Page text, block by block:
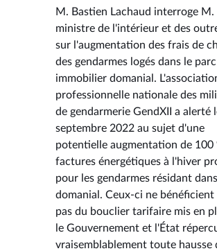
M. Bastien Lachaud interroge M.
ministre de l'intérieur et des
sur l'augmentation des frais de
des gendarmes logés dans le parc
immobilier domanial.
professionnelle nationale des
de gendarmerie GendXII a alerté
septembre 2022 au sujet d'une
potentielle augmentation de 100
factures énergétiques à l'hiver
pour les gendarmes résidant
domanial. Ceux-ci ne
pas du bouclier tarifaire mis en
le Gouvernement et l'État
vraisemblablement toute hausse